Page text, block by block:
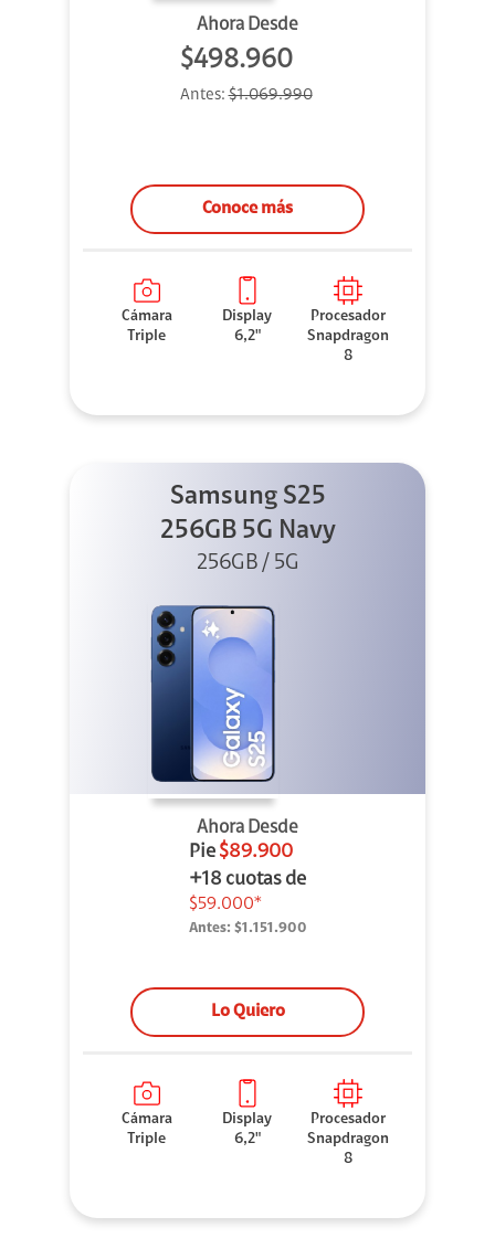
Ahora Desde
$498.960
Antes:$1.069.990
Conoce más
Cámara
Triple
Display
6,2"
Procesador
Snapdragon
8
Samsung S25
256GB 5G Navy
256GB / 5G
Ahora Desde
Pie $89.900
+18 cuotas de
$59.000*
Antes: $1.151.900
Lo Quiero
Cámara
Triple
Display
6,2"
Procesador
Snapdragon
8